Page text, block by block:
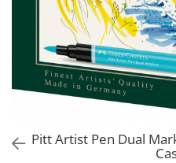
Graf von Faber-Castell
Molotow
Pelikan
Rotring
Kreul
Corectoare, Lipici
Caiete si Blocuri desen
Penare si Rucsaci
Rigle echere
Pitt Artist Pen Dual